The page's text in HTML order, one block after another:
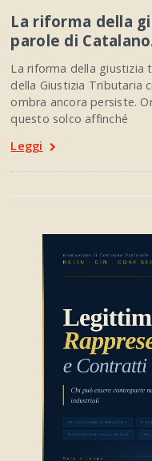
La riforma della
parole di
La riforma della giustizia
della Giustizia Tributaria
ombra ancora persiste.
questo solco affinché
Leggi